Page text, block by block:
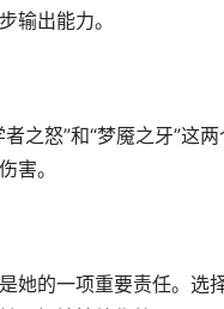
输出能力。
之怒”和“梦魇之牙”这
害。
的一项重要责任。选